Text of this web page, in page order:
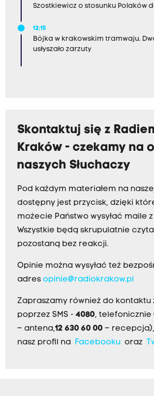
Szostkiewicz o stosunku Polaków
12:15
Bójka w krakowskim tramwaju.
usłyszało zarzuty
Skontaktuj się z
Kraków - czekamy na
naszych Słuchaczy
Pod każdym materiałem na
dostępny jest przycisk, dzięki
możecie Państwo wysyłać maile
Wszystkie będą skrupulatnie
pozostaną bez reakcji.
Opinie można wysyłać też
adres opinie@radiokrakow.pl
Zapraszamy również do kontaktu
poprzez SMS - 4080, telefonicznie
– antena,12 630 60 00 –
nasz profil na
Facebookuoraz